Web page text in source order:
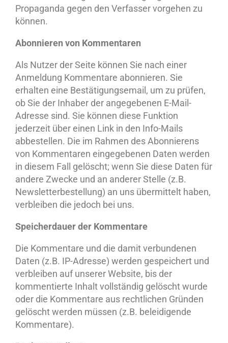
Propaganda gegen den Verfasser vorgehen zu
können.
Abonnieren von Kommentaren
Als Nutzer der Seite können Sie nach einer
Anmeldung Kommentare abonnieren. Sie
erhalten eine Bestätigungsemail, um zu prüfen,
ob Sie der Inhaber der angegebenen E-Mail-
Adresse sind. Sie können diese Funktion
jederzeit über einen Link in den Info-Mails
abbestellen. Die im Rahmen des Abonnierens
von Kommentaren eingegebenen Daten werden
in diesem Fall gelöscht; wenn Sie diese Daten für
andere Zwecke und an anderer Stelle (z.B.
Newsletterbestellung) an uns übermittelt haben,
verbleiben die jedoch bei uns.
Speicherdauer der Kommentare
Die Kommentare und die damit verbundenen
Daten (z.B. IP-Adresse) werden gespeichert und
verbleiben auf unserer Website, bis der
kommentierte Inhalt vollständig gelöscht wurde
oder die Kommentare aus rechtlichen Gründen
gelöscht werden müssen (z.B. beleidigende
Kommentare).